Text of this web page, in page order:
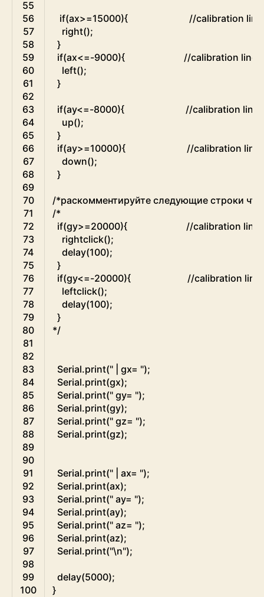
55
56
57
58
59
60
61
62
63
64
65
66
67
68
69
70
71
72
73
74
75
76
77
78
79
80
81
82
83
84
85
86
87
88
89
90
91
92
93
94
95
96
97
98
99
100
if(ax>=15000){
//calibration line
right();
}
if(ax<=-9000){
//calibration line
left();
}
if(ay<=-8000){
//calibration line
up();
}
if(ay>=10000){
//calibration line
down();
}
/*раскомментируйте следующие строки
/*
if(gy>=20000){                         //
rightclick();
delay(100);
}
if(gy<=-20000){                        //calibration line
leftclick();
delay(100);
}
*/
Serial.print(" | gx= ");
Serial.print(gx);
Serial.print(" gy= ");
Serial.print(gy);
Serial.print(" gz= ");
Serial.print(gz);
Serial.print(" | ax= ");
Serial.print(ax);
Serial.print(" ay= ");
Serial.print(ay);
Serial.print(" az= ");
Serial.print(az);
Serial.print("\n");
delay(5000);
}